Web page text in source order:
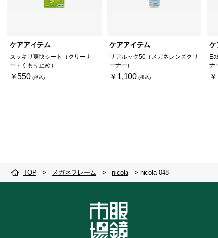
ケアアイテム
スッキリ爽快シート（クリーナ
ー・くもり止め）
￥550
ケアアイテム
リアルック50（メガネレンズクリ
ーナー）
￥1,100
ケ
ナ
TOP > メガネフレーム > nicola > nicola-048